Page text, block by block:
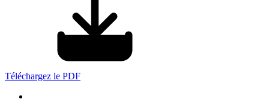
Téléchargez le PDF